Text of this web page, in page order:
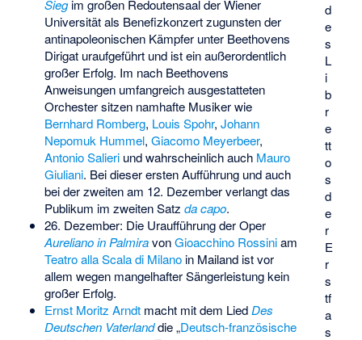
d
e
s
L
i
b
r
e
tt
o
s
d
e
r
E
r
s
tf
a
s
Siegim großen Redoutensaal der Wiener
Universität als Benefizkonzert zugunsten der
antinapoleonischen Kämpfer unter Beethovens
Dirigat uraufgeführt und ist ein außerordentlich
großer Erfolg. Im nach Beethovens
Anweisungen umfangreich ausgestatteten
Orchester sitzen namhafte Musiker wie
Bernhard Romberg, Louis Spohr, Johann
Nepomuk Hummel, Giacomo Meyerbeer,
Antonio Salieriund wahrscheinlich auch Mauro
Giuliani. Bei dieser ersten Aufführung und auch
bei der zweiten am 12. Dezember verlangt das
Publikum im zweiten Satz da capo.
26. Dezember: Die Uraufführung der Oper
Aureliano in PalmiravonGioacchino Rossiniam
Teatro alla Scala di Milanoin Mailand ist vor
allem wegen mangelhafter Sängerleistung kein
großer Erfolg.
Ernst Moritz Arndtmacht mit dem LiedDes
Deutschen Vaterlanddie „Deutsch-französische